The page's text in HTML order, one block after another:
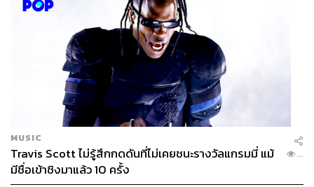
MUSIC
Travis Scott ไม่รู้สึกกดดันที่ไม่เคยชนะรางวัลแกรมมี่ แม้
มีชื่อเข้าชิงมาแล้ว 10 ครั้ง
...